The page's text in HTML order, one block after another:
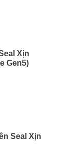
Xịn
Gen5)
Seal Xịn